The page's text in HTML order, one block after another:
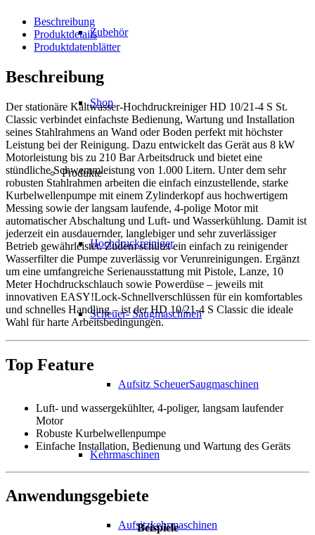
Zubehör
Shop
Produkte
Hochdruckreiniger
Scheuer- Saugmaschinen
Aufsitz ScheuerSaugmaschinen
Kehrmaschinen
Aufsitzkehrmaschinen
Beschreibung
Produktdetails
Produktdatenblätter
Beschreibung
Der stationäre Kaltwasser-Hochdruckreiniger HD 10/21-4 S St.
Classic verbindet einfachste Bedienung, Wartung und Installation
seines Stahlrahmens an Wand oder Boden perfekt mit höchster
Leistung bei der Reinigung. Dazu entwickelt das Gerät aus 8 kW
Motorleistung bis zu 210 Bar Arbeitsdruck und bietet eine
stündliche Schwemmleistung von 1.000 Litern. Unter dem sehr
robusten Stahlrahmen arbeiten die einfach einzustellende, starke
Kurbelwellenpumpe mit einem Zylinderkopf aus hochwertigem
Messing sowie der langsam laufende, 4-polige Motor mit
automatischer Abschaltung und Luft- und Wasserkühlung. Damit ist
jederzeit ein ausdauernder, langlebiger und sehr zuverlässiger
Betrieb gewährleistet. Zudem schützt ein einfach zu reinigender
Wasserfilter die Pumpe zuverlässig vor Verunreinigungen. Ergänzt
um eine umfangreiche Serienausstattung mit Pistole, Lanze, 10
Meter Hochdruckschlauch sowie Powerdüse – jeweils mit
innovativen EASY!Lock-Schnellverschlüssen für ein komfortables
und schnelles Handling – ist der HD 10/21-4 S Classic die ideale
Wahl für harte Arbeitsbedingungen.
Top Feature
Luft- und wassergekühlter, 4-poliger, langsam laufender
Motor
Robuste Kurbelwellenpumpe
Einfache Installation, Bedienung und Wartung des Geräts
Anwendungsgebiete
Beispiele